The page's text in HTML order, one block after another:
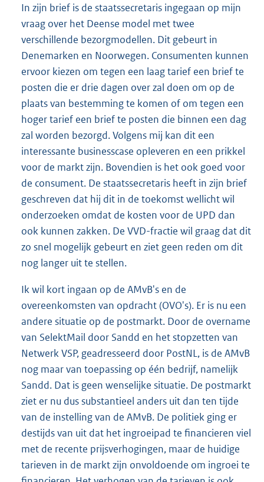
In zijn brief is de staatssecretaris ingegaan op mijn
vraag over het Deense model met twee
verschillende bezorgmodellen. Dit gebeurt in
Denemarken en Noorwegen. Consumenten kunnen
ervoor kiezen om tegen een laag tarief een brief te
posten die er drie dagen over zal doen om op de
plaats van bestemming te komen of om tegen een
hoger tarief een brief te posten die binnen een dag
zal worden bezorgd. Volgens mij kan dit een
interessante businesscase opleveren en een prikkel
voor de markt zijn. Bovendien is het ook goed voor
de consument. De staatssecretaris heeft in zijn brief
geschreven dat hij dit in de toekomst wellicht wil
onderzoeken omdat de kosten voor de UPD dan
ook kunnen zakken. De VVD-fractie wil graag dat dit
zo snel mogelijk gebeurt en ziet geen reden om dit
nog langer uit te stellen.
Ik wil kort ingaan op de AMvB's en de
overeenkomsten van opdracht (OVO's). Er is nu een
andere situatie op de postmarkt. Door de overname
van SelektMail door Sandd en het stopzetten van
Netwerk VSP, geadresseerd door PostNL, is de AMvB
nog maar van toepassing op één bedrijf, namelijk
Sandd. Dat is geen wenselijke situatie. De postmarkt
ziet er nu dus substantieel anders uit dan ten tijde
van de instelling van de AMvB. De politiek ging er
destijds van uit dat het ingroeipad te financieren viel
met de recente prijsverhogingen, maar de huidige
tarieven in de markt zijn onvoldoende om ingroei te